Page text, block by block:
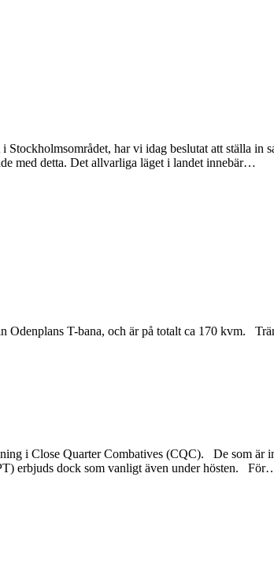
har vi idag beslutat att ställa in
med detta. Det allvarliga läget i landet innebär…
T-bana, och är på totalt ca 170 kvm.
i Close Quarter Combatives (CQC). De som är
erbjuds dock som vanligt även under hösten. För